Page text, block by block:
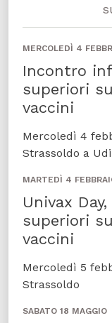
MERCOLEDÌ 4
Incontro
superiori
vaccini
Mercoledì 4
Strassoldo a
MARTEDÌ 4
Univax
superiori
vaccini
Mercoledì 5
Strassoldo
SABATO 18 MAGGIO